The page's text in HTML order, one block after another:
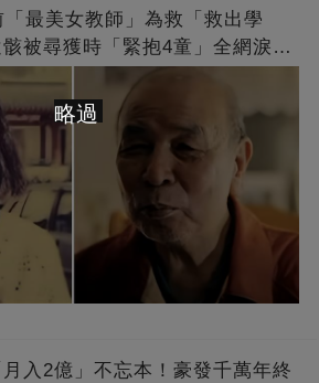
最美女教師」為救「救出學
被尋獲時「緊抱4童」全網淚
被遺忘
入2億」不忘本！豪發千萬年終
略過